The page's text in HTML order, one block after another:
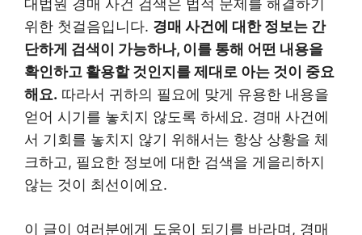
대법원 경매 사건 검색은 법적 문제를 해결하기
위한 첫걸음입니다. 경매 사건에 대한 정보는 간
단하게 검색이 가능하나, 이를 통해 어떤 내용을
확인하고 활용할 것인지를 제대로 아는 것이 중요
해요. 따라서 귀하의 필요에 맞게 유용한 내용을
얻어 시기를 놓치지 않도록 하세요. 경매 사건에
서 기회를 놓치지 않기 위해서는 항상 상황을 체
크하고, 필요한 정보에 대한 검색을 게을리하지
않는 것이 최선이에요.
이 글이 여러분에게 도움이 되기를 바라며, 경매